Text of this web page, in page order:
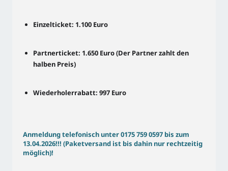
Einzelticket: 1.100 Euro
Partnerticket: 1.650 Euro (Der Partner zahlt den
halben Preis)
Wiederholerrabatt: 997 Euro
Anmeldung telefonisch unter 0175 759 0597 bis zum
13.04.2026!!! (Paketversand ist bis dahin nur rechtzeitig
möglich)!